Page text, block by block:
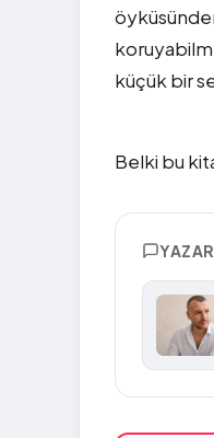
küçük bir
Belki bu